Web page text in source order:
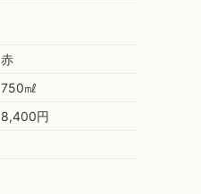
赤
750㎖
8,400円